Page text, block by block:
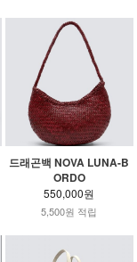
드래곤백 NOVA LUNA-B
ORDO
550,000원
5,500원 적립